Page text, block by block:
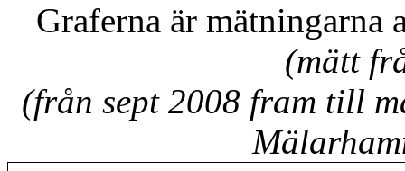
Graferna är mätningarna
(mätt
(från sept 2008 fram till